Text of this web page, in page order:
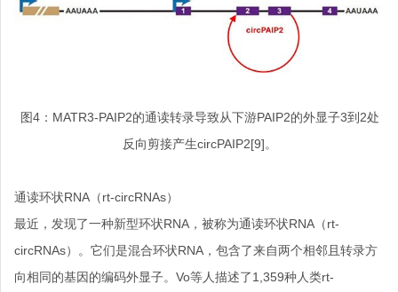
图4： MATR3-PAIP2的通读转录导致从下游PAIP2的外显子3到 2处
反向剪接产生circPAIP2[9]。
通读环状RNA （rt-circRNAs）
最近，发现了一种新型环状RNA ，被称为通读环状RNA （rt-
circRNAs）。它们是混合环状RNA ，包含了来自两个相邻且转录方
向相同的基因的编码外显子。 Vo等人描述了1,359种人类rt-